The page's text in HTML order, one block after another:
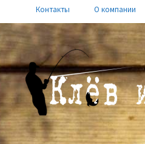
Контакты О компании
Перейти
к
навигации
Перейти
к
содержимому